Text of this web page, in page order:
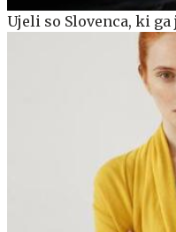
Ujeli so Slovenca, ki